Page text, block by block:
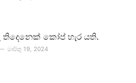
තිදෙනෙක් කෝප් හැර යති.
මාර්තු 19, 2024